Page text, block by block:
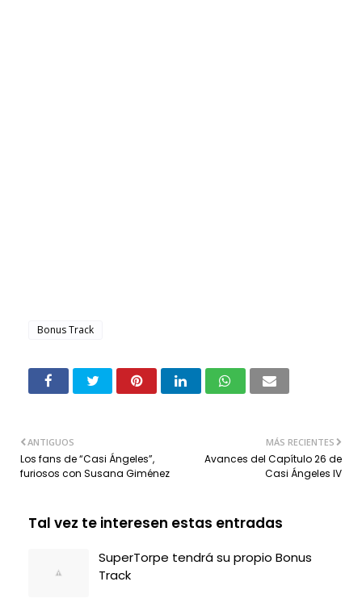
Bonus Track
MÁS RECIENTES
Avances del Capítulo 26 de
Casi Ángeles IV
ANTIGUOS
Los fans de “Casi Ángeles”,
furiosos con Susana Giménez
Tal vez te interesen estas entradas
SuperTorpe tendrá su propio Bonus
Track